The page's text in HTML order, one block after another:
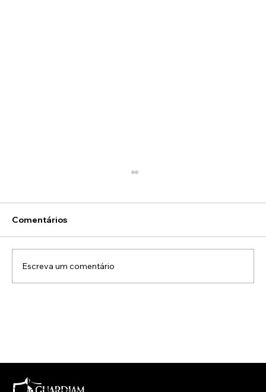
Comentários
Escreva um comentário
Tecnologia, segurança e rapidez no atendimento a sua necessidade.